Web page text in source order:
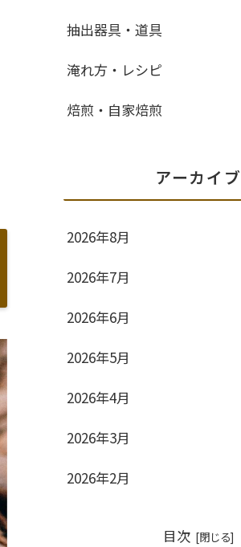
抽出器具・道具
淹れ方・レシピ
焙煎・自家焙煎
アーカイブ
2026年8月
2026年7月
2026年6月
2026年5月
2026年4月
2026年3月
2026年2月
目次